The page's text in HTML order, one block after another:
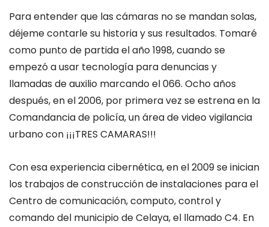
Para entender que las cámaras no se mandan solas,
déjeme contarle su historia y sus resultados. Tomaré
como punto de partida el año 1998, cuando se
empezó a usar tecnología para denuncias y
llamadas de auxilio marcando el 066. Ocho años
después, en el 2006, por primera vez se estrena en la
Comandancia de policía, un área de video vigilancia
urbano con ¡¡¡TRES CAMARAS!!!
Con esa experiencia cibernética, en el 2009 se inician
los trabajos de construcción de instalaciones para el
Centro de comunicación, computo, control y
comando del municipio de Celaya, el llamado C4. En